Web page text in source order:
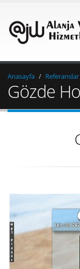
Anasayfa Referanslar
Gözde